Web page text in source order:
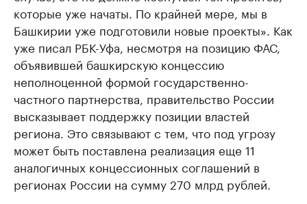
которые уже начаты. По крайней мере, мы в
Башкирии уже подготовили новые проекты». Как
уже писал РБК-Уфа, несмотря на позицию ФАС,
объявившей башкирскую концессию
неполноценной формой государственно-
частного партнерства, правительство России
высказывает поддержку позиции властей
региона. Это связывают с тем, что под угрозу
может быть поставлена реализация еще 11
аналогичных концессионных соглашений в
регионах России на сумму 270 млрд рублей.